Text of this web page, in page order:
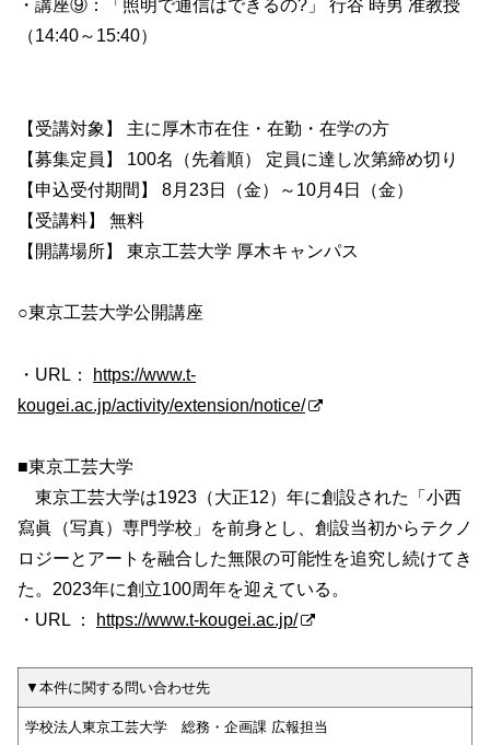
・講座⑨：「照明で通信はできるの?」 行谷 時男 准教授
（14:40～15:40）
【受講対象】 主に厚木市在住・在勤・在学の方
【募集定員】 100名（先着順） 定員に達し次第締め切り
【申込受付期間】 8月23日（金）～10月4日（金）
【受講料】 無料
【開講場所】 東京工芸大学 厚木キャンパス
○東京工芸大学公開講座
・URL：
https://www.t-
kougei.ac.jp/activity/extension/notice/
■東京工芸大学
東京工芸大学は1923（大正12）年に創設された「小西
寫眞（写真）専門学校」を前身とし、創設当初からテクノ
ロジーとアートを融合した無限の可能性を追究し続けてき
た。2023年に創立100周年を迎えている。
・URL ：
https://www.t-kougei.ac.jp/
▼本件に関する問い合わせ先
学校法人東京工芸大学 総務・企画課 広報担当